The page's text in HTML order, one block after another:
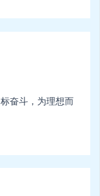
奋斗，为理想而